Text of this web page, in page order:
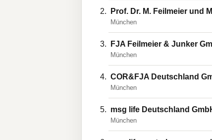
Prof. Dr. M. Feilmeier und
München
FJA Feilmeier & Junker
München
COR&FJA Deutschland
München
msg life Deutschland
München